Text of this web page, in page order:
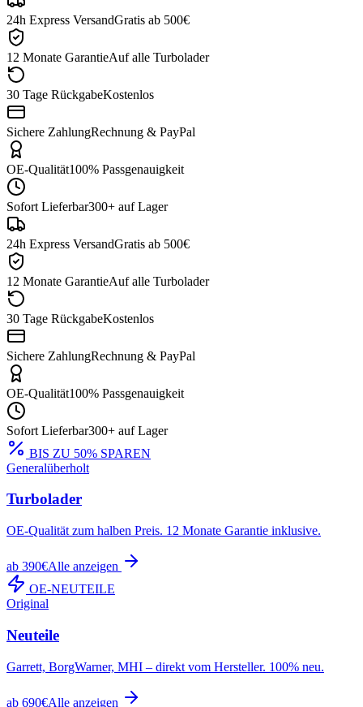
24h Express VersandGratis ab 500€
12 Monate GarantieAuf alle Turbolader
30 Tage RückgabeKostenlos
Sichere ZahlungRechnung & PayPal
OE-Qualität100% Passgenauigkeit
Sofort Lieferbar300+ auf Lager
24h Express VersandGratis ab 500€
12 Monate GarantieAuf alle Turbolader
30 Tage RückgabeKostenlos
Sichere ZahlungRechnung & PayPal
OE-Qualität100% Passgenauigkeit
Sofort Lieferbar300+ auf Lager
BIS ZU 50% SPAREN
Generalüberholt
Turbolader
OE-Qualität zum halben Preis. 12 Monate Garantie inklusive.
ab 390€Alle anzeigen
OE-NEUTEILE
Original
Neuteile
Garrett, BorgWarner, MHI – direkt vom Hersteller. 100% neu.
ab 690€Alle anzeigen